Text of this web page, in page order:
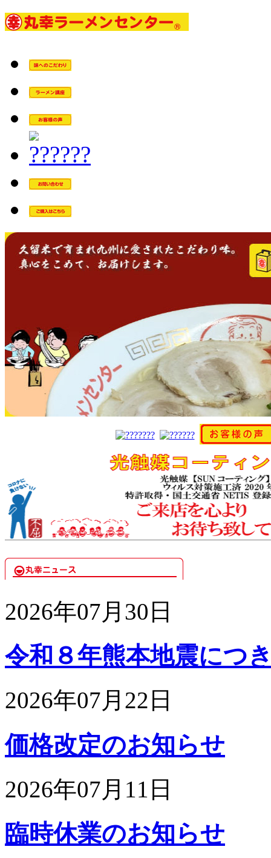
2026年07月30日
令和８年熊本地震につ
2026年07月22日
価格改定のお知らせ
2026年07月11日
臨時休業のお知らせ